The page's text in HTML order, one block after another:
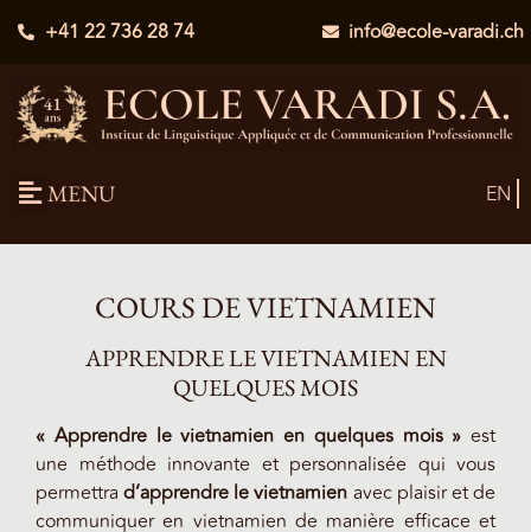
+41 22 736 28 74 info@ecole-varadi.ch
MENU EN
COURS DE VIETNAMIEN
APPRENDRE LE VIETNAMIEN EN
QUELQUES MOIS
« Apprendre le vietnamien en quelques mois » est
une méthode innovante et personnalisée qui vous
permettrad’apprendre le vietnamien avec plaisir et de
communiquer en vietnamien de manière efficace et